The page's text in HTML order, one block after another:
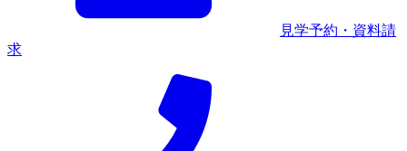
見学予約・資料請
求